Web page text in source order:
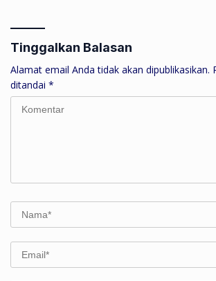
Tinggalkan Balasan
Alamat email Anda tidak akan dipublikasikan.
ditandai *